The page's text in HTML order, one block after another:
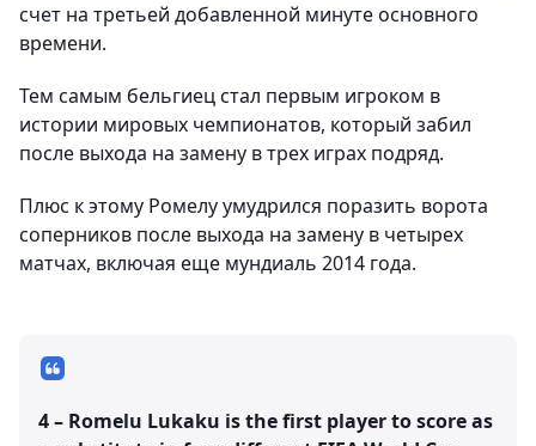
счет на третьей добавленной минуте основного
времени.
Тем самым бельгиец стал первым игроком в
истории мировых чемпионатов, который забил
после выхода на замену в трех играх подряд.
Плюс к этому Ромелу умудрился поразить ворота
соперников после выхода на замену в четырех
матчах, включая еще мундиаль 2014 года.
4 – Romelu Lukaku is the first player to score as